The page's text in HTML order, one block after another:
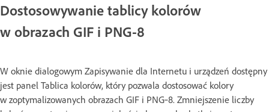
Dostosowywanie tablicy kolorów
w obrazach GIF i PNG-8
W oknie dialogowym Zapisywanie dla Internetu i urządzeń dostępny
jest panel Tablica kolorów, który pozwala dostosować kolory
w zoptymalizowanych obrazach GIF i PNG‑8. Zmniejszenie liczby